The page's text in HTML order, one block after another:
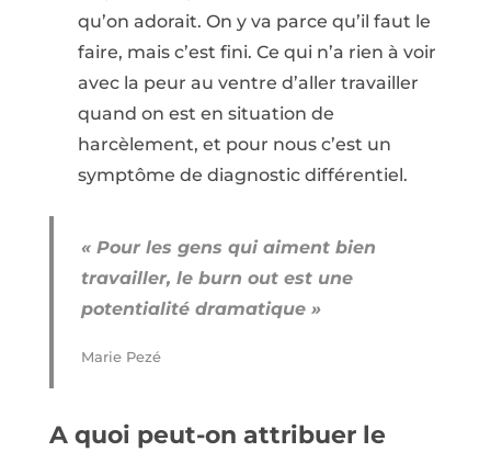
qu’on adorait. On y va parce qu’il faut le
faire, mais c’est fini. Ce qui n’a rien à voir
avec la peur au ventre d’aller travailler
quand on est en situation de
harcèlement, et pour nous c’est un
symptôme de diagnostic différentiel.
« Pour les gens qui aiment bien
travailler, le burn out est une
potentialité dramatique »
Marie Pezé
A quoi peut-on attribuer le